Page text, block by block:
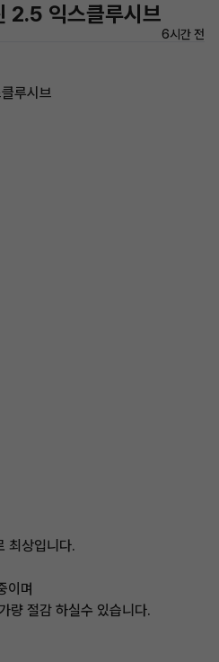
2.5 익스클루시브
6시간 전
루시브
최상입니다.
이며
량 절감 하실수 있습니다.